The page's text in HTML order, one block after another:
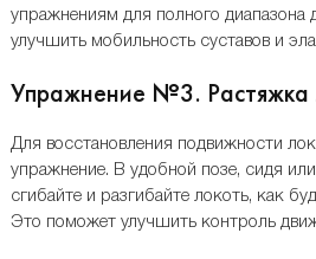
упражнениям для полного диапазона
улучшить мобильность суставов и
Упражнение №3. Растяжка
Для восстановления подвижности
упражнение. В удобной позе, сидя
сгибайте и разгибайте локоть, как
Это поможет улучшить контроль